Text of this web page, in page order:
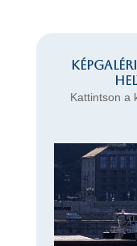
Kattintson a